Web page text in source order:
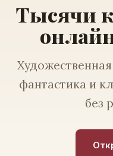
Тысячи
фантастика и
без